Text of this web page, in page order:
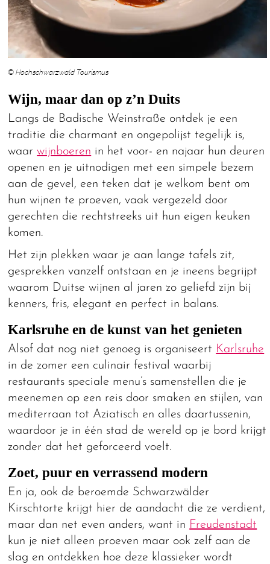
© Hochschwarzwald Tourismus
Wijn, maar dan op z’n Duits
Langs de Badische Weinstraße ontdek je een
traditie die charmant en ongepolijst tegelijk is,
waarwijnboeren in het voor- en najaar hun deuren
openen en je uitnodigen met een simpele bezem
aan de gevel, een teken dat je welkom bent om
hun wijnen te proeven, vaak vergezeld door
gerechten die rechtstreeks uit hun eigen keuken
komen.
Het zijn plekken waar je aan lange tafels zit,
gesprekken vanzelf ontstaan en je ineens begrijpt
waarom Duitse wijnen al jaren zo geliefd zijn bij
kenners, fris, elegant en perfect in balans.
Karlsruhe en de kunst van het genieten
Alsof dat nog niet genoeg is organiseert Karlsruhe
in de zomer een culinair festival waarbij
restaurants speciale menu’s samenstellen die je
meenemen op een reis door smaken en stijlen, van
mediterraan tot Aziatisch en alles daartussenin,
waardoor je in één stad de wereld op je bord krijgt
zonder dat het geforceerd voelt.
Zoet, puur en verrassend modern
En ja, ook de beroemde Schwarzwälder
Kirschtorte krijgt hier de aandacht die ze verdient,
maar dan net even anders, want in Freudenstadt
kun je niet alleen proeven maar ook zelf aan de
slag en ontdekken hoe deze klassieker wordt